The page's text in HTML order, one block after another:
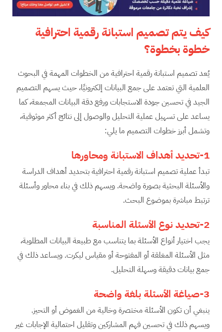
كيف يتم تصميم استبانة رقمية احترافية
خطوة بخطوة؟
يُعد تصميم استبانة رقمية احترافية من الخطوات المهمة في البحوث
العلمية التي تعتمد على جمع البيانات إلكترونيًا، حيث يسهم التصميم
الجيد في تحسين جودة الاستجابات ورفع دقة البيانات المجمعة، كما
يساعد على تسهيل عملية التحليل والوصول إلى نتائج أكثر موثوقية،
وتشمل أبرز خطوات التصميم ما يلي:
1-تحديد أهداف الاستبانة ومحاورها
تبدأ عملية تصميم استبانة رقمية احترافية بتحديد أهداف الدراسة
والأسئلة البحثية بصورة واضحة. ويسهم ذلك في بناء محاور وأسئلة
ترتبط مباشرة بموضوع البحث.
2-تحديد نوع الأسئلة المناسبة
يجب اختيار أنواع الأسئلة بما يتناسب مع طبيعة البيانات المطلوبة،
مثل الأسئلة المغلقة أو المفتوحة أو مقياس ليكرت. ويساعد ذلك في
جمع بيانات دقيقة وسهلة التحليل.
3-صياغة الأسئلة بلغة واضحة
ينبغي أن تكون الأسئلة مختصرة وخالية من الغموض أو التحيز.
ويسهم ذلك في تحسين فهم المشاركين وتقليل احتمالية الإجابات غير